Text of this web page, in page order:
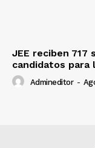
JEE reciben
candidatos para
Admineditor -